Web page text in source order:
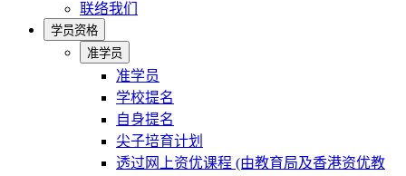
联络我们
学员资格
准学员
准学员
学校提名
自身提名
尖子培育计划
透过网上资优课程 (由教育局及香港资优教